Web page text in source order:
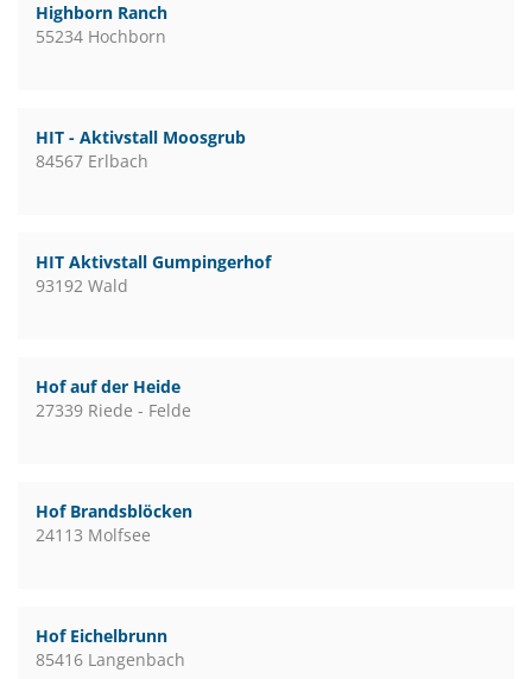
Highborn Ranch
55234 Hochborn
HIT - Aktivstall Moosgrub
84567 Erlbach
HIT Aktivstall Gumpingerhof
93192 Wald
Hof auf der Heide
27339 Riede - Felde
Hof Brandsblöcken
24113 Molfsee
Hof Eichelbrunn
85416 Langenbach